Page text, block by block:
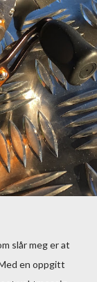
slår meg er at
en oppgitt